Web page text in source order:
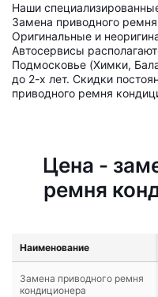
Наши
Замена приводного
Оригинальные и
Автосервисы
Подмосковье (Химки,
до 2-х лет. Скидки
приводного ремня
Цена -
ремня
Наименование
Замена приводного ремня
кондиционера